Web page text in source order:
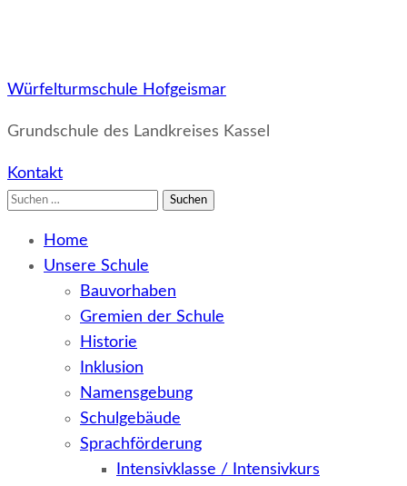
Würfelturmschule Hofgeismar
Grundschule des Landkreises Kassel
Kontakt
Suchen
Home
Unsere Schule
Bauvorhaben
Gremien der Schule
Historie
Inklusion
Namensgebung
Schulgebäude
Sprachförderung
Intensivklasse / Intensivkurs